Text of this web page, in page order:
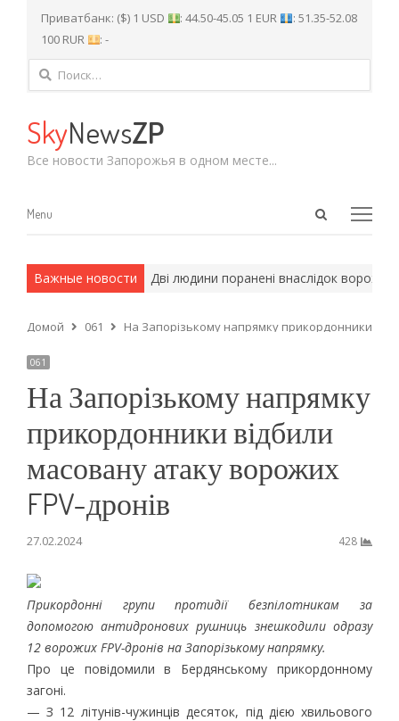
Приватбанк: ($) 1 USD : 44.50-45.05 1 EUR
: 51.35-52.08
100 RUR
: -
Найти:
SkyNewsZP
Все новости Запорожья в одном месте...
Open
Menu
Menu
Важные новости
армейские методы. Дві людини поранені внаслідок ворожих
Домой 061 На Запорізькому напрямку прикордонники
061
На Запорізькому напрямку
прикордонники відбили
масовану атаку ворожих
FPV-дронів
27.02.2024 428
Прикордонні групи протидії безпілотникам за
допомогою антидронових рушниць знешкодили одразу
12 ворожих FPV-дронів на Запорізькому напрямку.
Про це повідомили в Бердянському прикордонному
загоні.
— З 12 літунів-чужинців десяток, під дією хвильового